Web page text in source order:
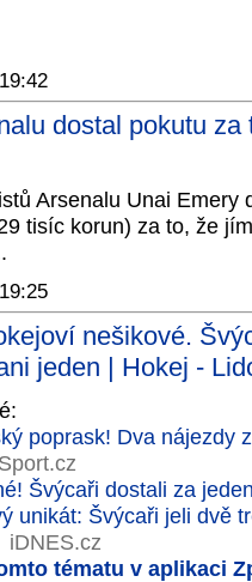
dostal pokutu
Arsenalu Unai
tisíc korun) za to, že
nešikové.
jeden | Hokej -
poprask! Dva nájezdy
Sport.cz
Švýcaři dostali za
unikát: Švýcaři jeli dvě
iDNES.cz
tématu v aplikaci